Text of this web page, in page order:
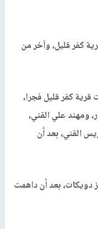
كفر قليل، وآخر من
كفر قليل فجرا،
علي القني،
القني، بعد أن
دويكات، بعد أن داهمت